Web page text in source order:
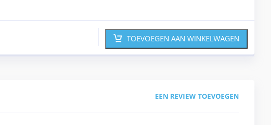
TOEVOEGEN AAN WINKELWAGEN
EEN REVIEW TOEVOEGEN